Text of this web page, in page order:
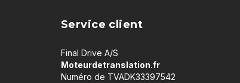
Service client
Final Drive A/S
Moteurdetranslation.fr
Numéro de TVADK33397542